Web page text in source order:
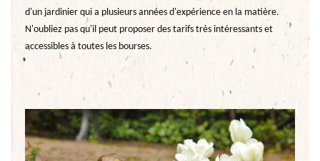
d'un jardinier qui a plusieurs années d'expérience en la matière.
N'oubliez pas qu'il peut proposer des tarifs très intéressants et
accessibles à toutes les bourses.